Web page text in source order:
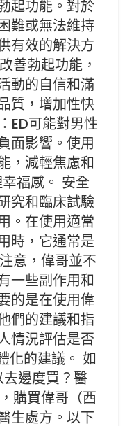
起功能。對於
難或無法維持
有效的解決方
善勃起功能，
動的自信和滿
質，增加性快
ED可能對男性
面影響。使用
，減輕焦慮和
福感。 安全
究和臨床試驗
。在使用適當
時，它通常是
意，偉哥並不
一些副作用和
的是在使用偉
們的建議和指
情況評估是否
化的建議。 如
邊度買？醫
購買偉哥（西
生處方。以下